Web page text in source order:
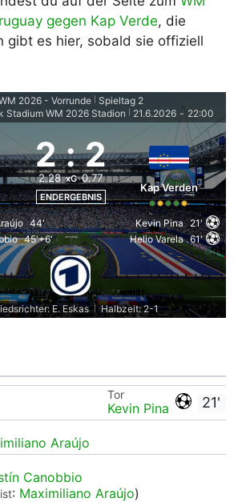
gegen Kap Verde, die
gibt es hier, sobald sie offiziell
2026 - Vorrunde
Spieltag 2
Stadium WM 2026 Stadion
21.6.2026 - 22:00
2 : 2
2.28 xG 0.77
ENDERGEBNIS
Kap Verden
44'
45'+6'
Kevin Pina 21'
Helio Varela 61'
E. Eskas | Halbzeit: 2-1
21'
Tor
Kevin Pina
Araújo
Canobbio
: Maximiliano Araújo)